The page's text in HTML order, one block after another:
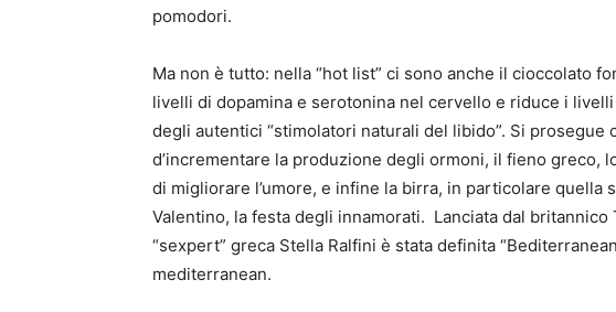
pomodori.
Ma non è tutto: nella “hot list” ci sono anche il cioccolato
livelli di dopamina e serotonina nel cervello e riduce i
degli autentici “stimolatori naturali del libido”. Si prosegue
d’incrementare la produzione degli ormoni, il fieno greco,
di migliorare l’umore, e infine la birra, in particolare quella
Valentino, la festa degli innamorati. Lanciata dal
“sexpert” greca Stella Ralfini è stata definita
mediterranean.